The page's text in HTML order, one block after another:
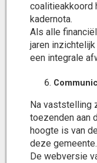
coalitieakkoord
kadernota.
Als alle
jaren
een integrale
Na vaststelling
toezenden aan
hoogte is van
deze gemeente.
De webversie